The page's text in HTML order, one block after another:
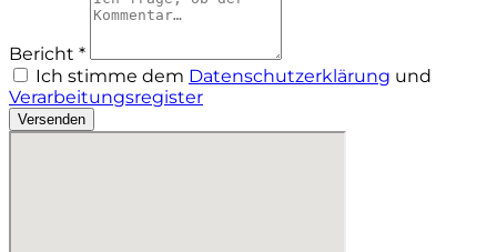
Bericht *
Ich stimme dem Datenschutzerklärung und
Verarbeitungsregister
Versenden